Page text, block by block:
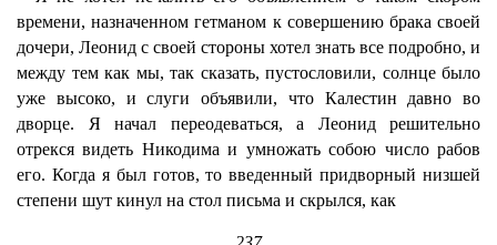
времени, назначенном гетманом к совершению брака своей
дочери, Леонид с своей стороны хотел знать все подробно, и
между тем как мы, так сказать, пустословили, солнце было
уже высоко, и слуги объявили, что Калестин давно во
дворце. Я начал переодеваться, а Леонид решительно
отрекся видеть Никодима и умножать собою число рабов
его. Когда я был готов, то введенный придворный низшей
степени шут кинул на стол письма и скрылся, как